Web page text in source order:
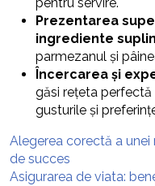
pentru servire.
Prezentarea
ingrediente
parmezanul și
Încercarea și
găsi rețeta
gusturile și
Alegerea corectă a
de succes
Asigurarea de viata: